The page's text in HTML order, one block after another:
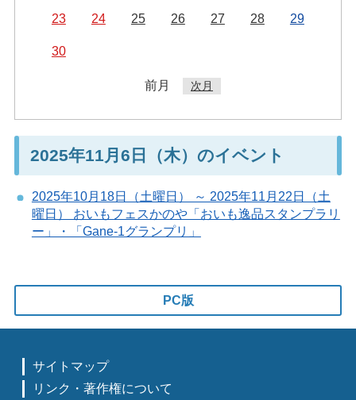
23 24 25 26 27 28 29
30
前月 次月
2025年11月6日（木）のイベント
2025年10月18日（土曜日） ～ 2025年11月22日（土
曜日） おいもフェスかのや「おいも逸品スタンプラリ
ー」・「Gane-1グランプリ」
PC版
サイトマップ
リンク・著作権について